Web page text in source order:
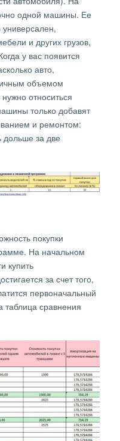
одной машины. Ее
и других грузов,
у вас появится
авто,
объемом
нужно относиться
только добавят
и ремонтом:
дольше за две
покупки
На начальном
купить
за счет того,
первоначальный
таблица сравнения